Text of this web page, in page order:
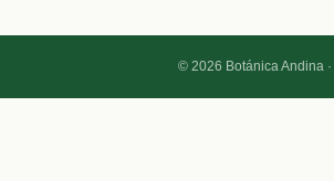
© 2026 Botánica Andina ·